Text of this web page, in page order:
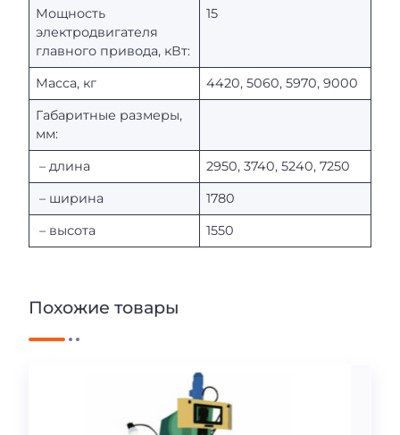
Мощность
электродвигателя
главного привода, кВт:
15
Масса, кг
4420, 5060, 5970, 9000
Габаритные размеры,
мм:
– длина
2950, 3740, 5240, 7250
– ширина
1780
– высота
1550
Похожие товары